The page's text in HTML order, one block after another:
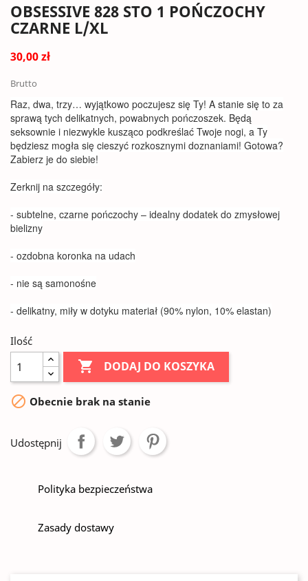
OBSESSIVE 828 STO 1 POŃCZOCHY
CZARNE L/XL
30,00 zł
Brutto
Raz, dwa, trzy… wyjątkowo poczujesz się Ty! A stanie się to za
sprawą tych delikatnych, powabnych pończoszek. Będą
seksownie i niezwykle kusząco podkreślać Twoje nogi, a Ty
będziesz mogła się cieszyć rozkosznymi doznaniami! Gotowa?
Zabierz je do siebie!
Zerknij na szczegóły:
- subtelne, czarne pończochy – idealny dodatek do zmysłowej
bielizny
- ozdobna koronka na udach
- nie są samonośne
- delikatny, miły w dotyku materiał (90% nylon, 10% elastan)
Ilość
 DODAJ DO KOSZYKA
 Obecnie brak na stanie
Udostępnij
Polityka bezpieczeństwa
Zasady dostawy